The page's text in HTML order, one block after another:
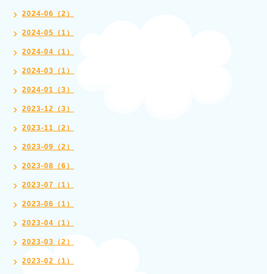
2024-06（2）
2024-05（1）
2024-04（1）
2024-03（1）
2024-01（3）
2023-12（3）
2023-11（2）
2023-09（2）
2023-08（6）
2023-07（1）
2023-06（1）
2023-04（1）
2023-03（2）
2023-02（1）